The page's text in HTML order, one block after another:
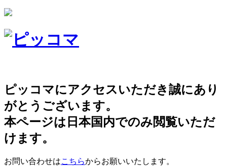
ピッコマにアクセスいただき誠にあり
がとうございます。
本ページは日本国内でのみ閲覧いただ
けます。
お問い合わせはこちらからお願いいたします。